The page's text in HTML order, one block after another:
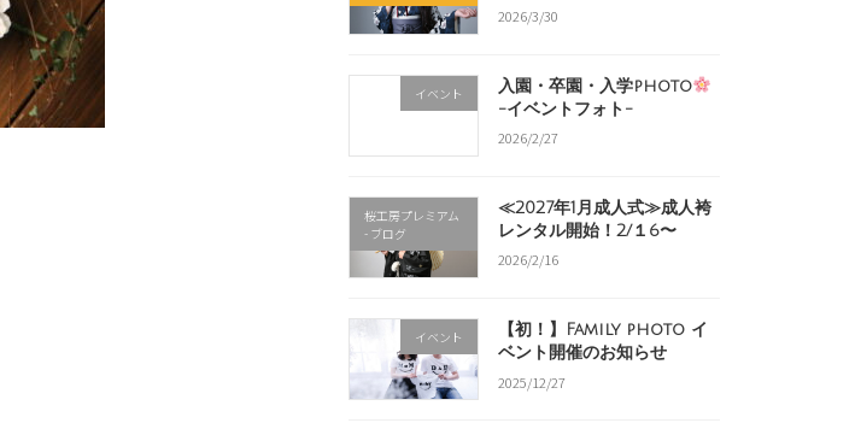
2026/3/30
イベント
入園・卒園・入学photo
-イベントフォト-
2026/2/27
桜工房プレミアム
- ブログ
≪2027年1月成人式≫成人袴
レンタル開始！2/１6〜
2026/2/16
イベント
【初！】Family photo イ
ベント開催のお知らせ
2025/12/27